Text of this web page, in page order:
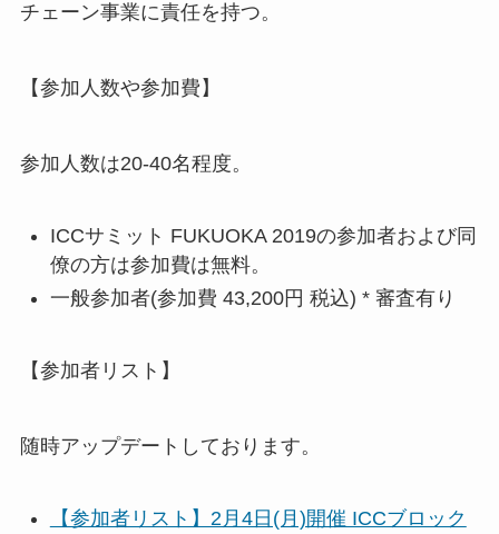
チェーン事業に責任を持つ。
【参加人数や参加費】
参加人数は20-40名程度。
ICCサミット FUKUOKA 2019の参加者および同
僚の方は参加費は無料。
一般参加者(参加費 43,200円 税込) * 審査有り
【参加者リスト】
随時アップデートしております。
【参加者リスト】2月4日(月)開催 ICCブロック